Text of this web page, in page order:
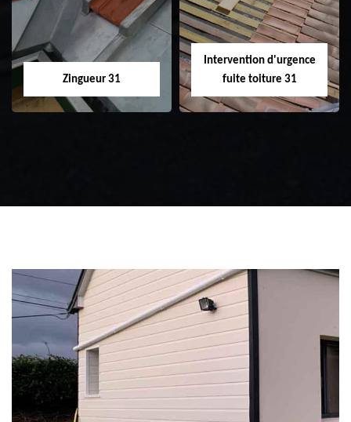
Zingueur 31
Intervention d'urgence
fuite toiture 31